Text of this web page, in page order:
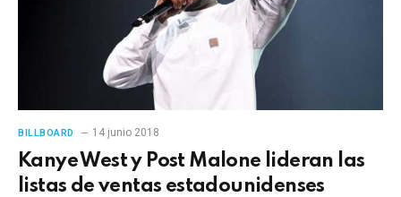
BILLBOARD 14 junio 2018
Kanye West y Post Malone lideran las
listas de ventas estadounidenses